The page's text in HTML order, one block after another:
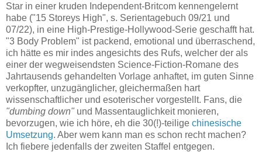
Star in einer kruden Independent-Britcom kennengelernt
habe ("15 Storeys High", s. Serientagebuch 09/21 und
07/22), in eine High-Prestige-Hollywood-Serie geschafft hat.
"3 Body Problem" ist packend, emotional und überraschend,
ich hätte es mir indes angesichts des Rufs, welcher der als
einer der wegweisendsten Science-Fiction-Romane des
Jahrtausends gehandelten Vorlage anhaftet, im guten Sinne
verkopfter, unzugänglicher, gleichermaßen hart
wissenschaftlicher und esoterischer vorgestellt. Fans, die
"dumbing down" und Massentauglichkeit monieren,
bevorzugen, wie ich höre, eh die 30(!)-teilige chinesische
Umsetzung. Aber wem kann man es schon recht machen?
Ich fiebere jedenfalls der zweiten Staffel entgegen.